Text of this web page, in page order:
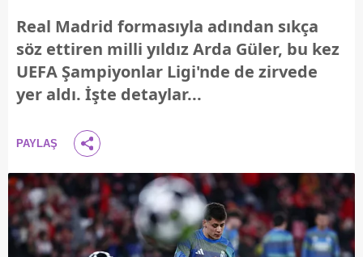
Real Madrid formasıyla adından sıkça
söz ettiren milli yıldız Arda Güler, bu kez
UEFA Şampiyonlar Ligi'nde de zirvede
yer aldı. İşte detaylar...
PAYLAŞ